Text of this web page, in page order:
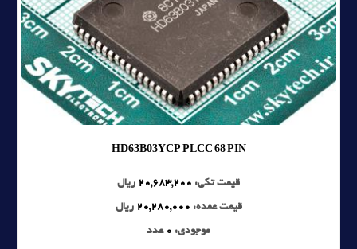
HD63B03YCP PLCC 68 PIN
قیمت تکی: 20,683,200 ریال
قیمت عمده: 20,280,000 ریال
موجودی: 0 عدد